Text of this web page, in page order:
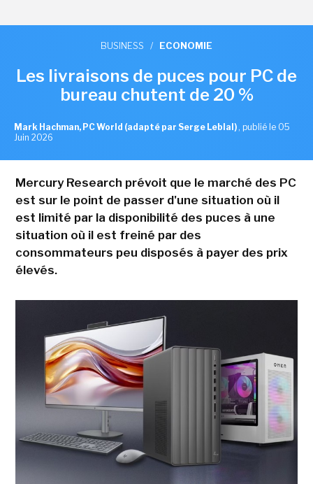
BUSINESS / ECONOMIE
Les livraisons de puces pour PC de
bureau chutent de 20 %
Mark Hachman, PC World (adapté par Serge Leblal) , publié le 05
Juin 2026
Mercury Research prévoit que le marché des PC
est sur le point de passer d'une situation où il
est limité par la disponibilité des puces à une
situation où il est freiné par des
consommateurs peu disposés à payer des prix
élevés.